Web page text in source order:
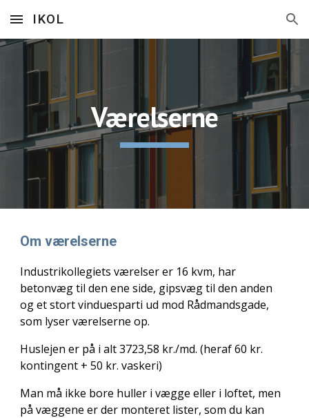
Skip to main content Skip to navigation
IKOL
Værelserne
Om værelserne
Industrikollegiets værelser er 16 kvm, har
betonvæg til den ene side, gipsvæg til den anden
og et stort vinduesparti ud mod Rådmandsgade,
som lyser værelserne op.
Huslejen er på i alt 3723,58 kr./md. (heraf 60 kr.
kontingent + 50 kr. vaskeri)
Man må ikke bore huller i vægge eller i loftet, men
på væggene er der monteret lister, som du kan